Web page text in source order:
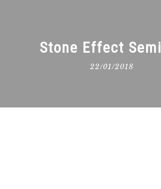
Stone Effect
22/01/2018